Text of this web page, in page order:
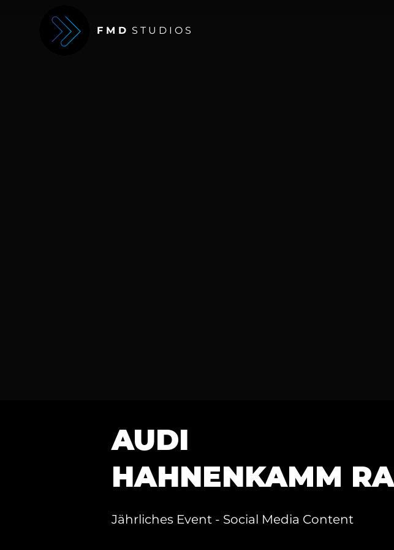
F M D S T U D I O S
AUDI
HAHNENKAMM
Jährliches Event - Social Media Content